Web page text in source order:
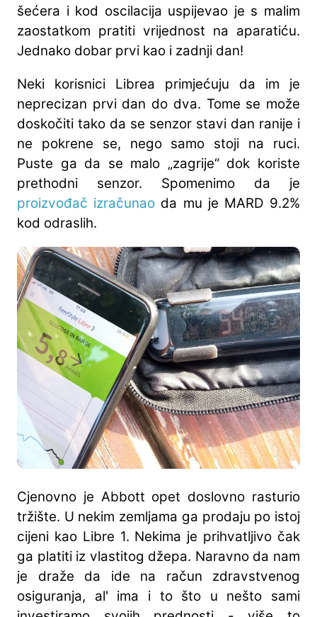
šećera i kod oscilacija uspijevao je s malim
zaostatkom pratiti vrijednost na aparatiću.
Jednako dobar prvi kao i zadnji dan!
Neki korisnici Librea primjećuju da im je
neprecizan prvi dan do dva. Tome se može
doskočiti tako da se senzor stavi dan ranije i
ne pokrene se, nego samo stoji na ruci.
Puste ga da se malo „zagrije“ dok koriste
prethodni senzor. Spomenimo da je
proizvođač izračunao da mu je MARD 9.2%
kod odraslih.
Cjenovno je Abbott opet doslovno rasturio
tržište. U nekim zemljama ga prodaju po istoj
cijeni kao Libre 1. Nekima je prihvatljivo čak
ga platiti iz vlastitog džepa. Naravno da nam
je draže da ide na račun zdravstvenog
osiguranja, al' ima i to što u nešto sami